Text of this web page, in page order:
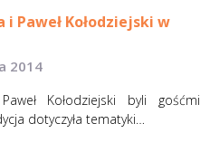
Paweł Kołodziejski w
2014
Kołodziejski byli gośćmi
dotyczyła tematyki…